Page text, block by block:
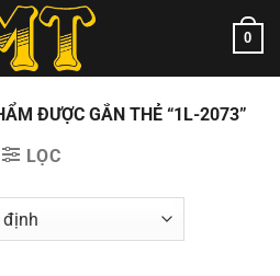
0
ĐƯỢC GẮN THẺ “1L-2073”
LỌC